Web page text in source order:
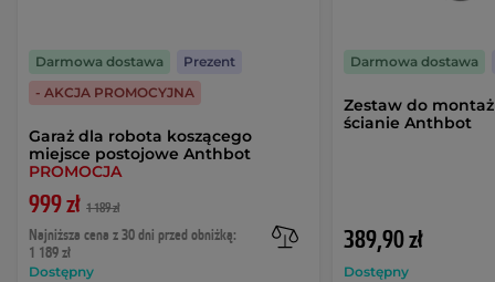
Garaż dla robota koszącego
miejsce postojowe Anthbot
PROMOCJA
999 zł 1 189 zł
Najniższa cena z 30 dni przed obniżką:
1 189 zł
Dostępny
Darmowa dostawa
Prezent
- AKCJA PROMOCYJNA
Zestaw do
ścianie Anthbot
389,90 zł
Dostępny
Darmowa dostawa